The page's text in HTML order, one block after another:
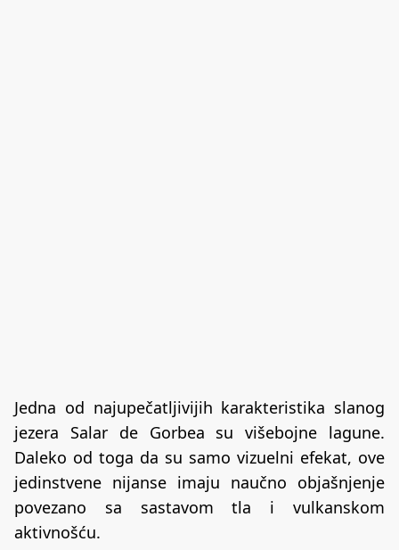
Jedna od najupečatljivijih karakteristika slanog
jezera Salar de Gorbea su višebojne lagune.
Daleko od toga da su samo vizuelni efekat, ove
jedinstvene nijanse imaju naučno objašnjenje
povezano sa sastavom tla i vulkanskom
aktivnošću.